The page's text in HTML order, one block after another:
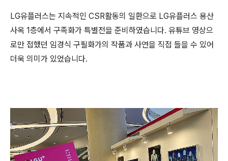
LG유플러스는 지속적인 CSR활동의 일환으로 LG유플러스 용산
사옥 1층에서 구족화가 특별전을 준비하였습니다. 유튜브 영상으
로만 접했던 임경식 구필화가의 작품과 사연을 직접 들을 수 있어
더욱 의미가 있었습니다.